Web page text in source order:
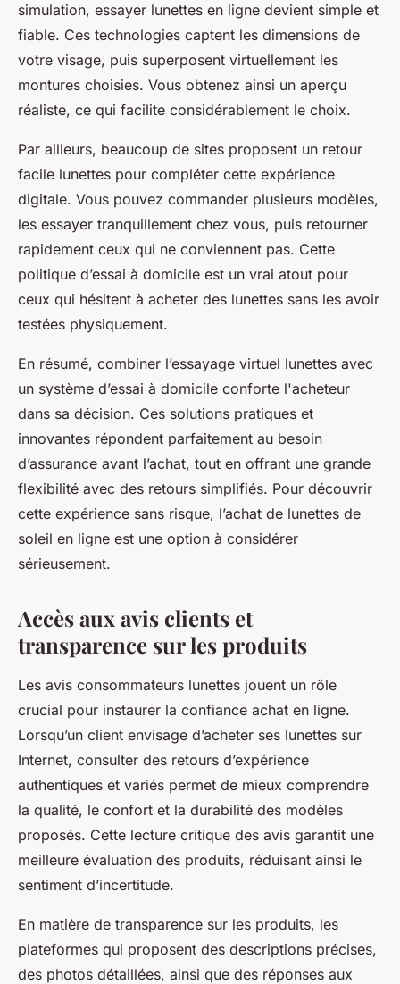
simulation, essayer lunettes en ligne devient simple et
fiable. Ces technologies captent les dimensions de
votre visage, puis superposent virtuellement les
montures choisies. Vous obtenez ainsi un aperçu
réaliste, ce qui facilite considérablement le choix.
Par ailleurs, beaucoup de sites proposent un retour
facile lunettes pour compléter cette expérience
digitale. Vous pouvez commander plusieurs modèles,
les essayer tranquillement chez vous, puis retourner
rapidement ceux qui ne conviennent pas. Cette
politique d’essai à domicile est un vrai atout pour
ceux qui hésitent à acheter des lunettes sans les avoir
testées physiquement.
En résumé, combiner l’essayage virtuel lunettes avec
un système d’essai à domicile conforte l'acheteur
dans sa décision. Ces solutions pratiques et
innovantes répondent parfaitement au besoin
d’assurance avant l’achat, tout en offrant une grande
flexibilité avec des retours simplifiés. Pour découvrir
cette expérience sans risque, l’achat de lunettes de
soleil en ligne est une option à considérer
sérieusement.
Accès aux avis clients et
transparence sur les produits
Les avis consommateurs lunettes jouent un rôle
crucial pour instaurer la confiance achat en ligne.
Lorsqu’un client envisage d’acheter ses lunettes sur
Internet, consulter des retours d’expérience
authentiques et variés permet de mieux comprendre
la qualité, le confort et la durabilité des modèles
proposés. Cette lecture critique des avis garantit une
meilleure évaluation des produits, réduisant ainsi le
sentiment d’incertitude.
En matière de transparence sur les produits, les
plateformes qui proposent des descriptions précises,
des photos détaillées, ainsi que des réponses aux